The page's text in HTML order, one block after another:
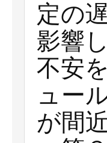
定の
影響
不安
ュー
が間